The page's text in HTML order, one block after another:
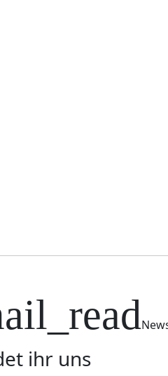
ihr uns